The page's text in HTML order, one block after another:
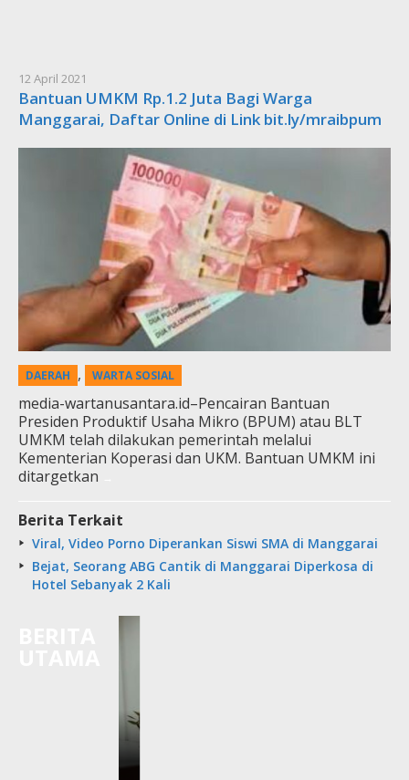
12 April 2021
Bantuan UMKM Rp.1.2 Juta Bagi Warga
Manggarai, Daftar Online di Link bit.ly/mraibpum
DAERAH , WARTA SOSIAL
media-wartanusantara.id–Pencairan Bantuan
Presiden Produktif Usaha Mikro (BPUM) atau BLT
UMKM telah dilakukan pemerintah melalui
Kementerian Koperasi dan UKM. Bantuan UMKM ini
ditargetkan
Berita Terkait
Viral, Video Porno Diperankan Siswi SMA di Manggarai
Bejat, Seorang ABG Cantik di Manggarai Diperkosa di
Hotel Sebanyak 2 Kali